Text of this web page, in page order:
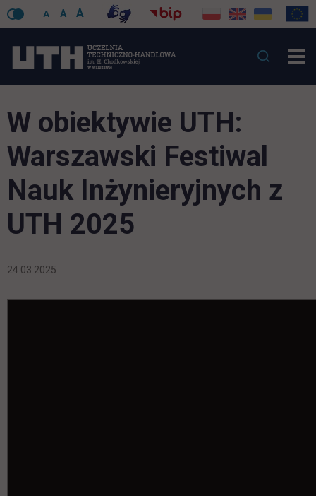
A A A
W obiektywie UTH:
Warszawski Festiwal
Nauk Inżynieryjnych z
UTH 2025
24.03.2025